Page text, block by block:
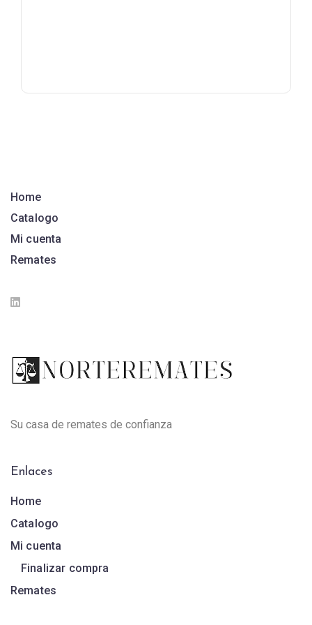
Home
Catalogo
Mi cuenta
Remates
Su casa de remates de confianza
Enlaces
Home
Catalogo
Mi cuenta
Finalizar compra
Remates